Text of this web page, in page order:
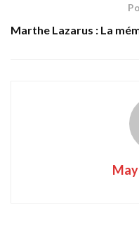
Marthe Lazarus : La